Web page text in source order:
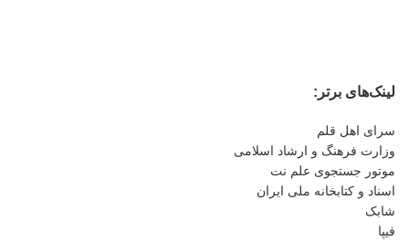
لینک‌های برتر:
سرای اهل قلم
وزارت فرهنگ و ارشاد اسلامی
موتور جستجوی علم نت
اسناد و کتابخانه ملی ایران
شابک
فیپا